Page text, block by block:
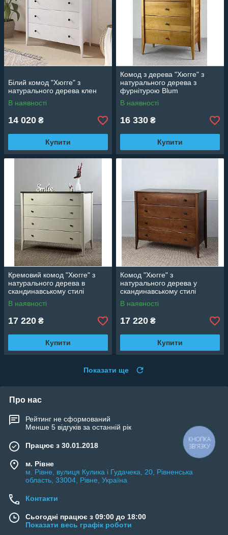
Білий комод "Хюгге" з
натурального дерева клен
В наявності
14 020 ₴
Купити
Комод з дерева "Хюгге" з
натурального дерева з
фурнітурою Blum
В наявності
16 330 ₴
Купити
Кремовий комод "Хюгге" з
натурального дерева в
скандинавському стилі
В наявності
17 220 ₴
Купити
Комод "Хюгге" з
натурального дерева у
скандинавському стилі
В наявності
17 220 ₴
Купити
Показати ще
Про нас
Рейтинг не сформований
Менше 5 відгуків за останній рік
Працює з 30.01.2018
м. Рівне
м. Рівне, вулиця Кулика і Гудачека, 20, Рівненська
область, 33004, Рівне, Україна
Контакти
Сьогодні працює з 09:00 до 18:00
Показати весь графік роботи
КНОПКА
ЗВ'ЯЗКУ